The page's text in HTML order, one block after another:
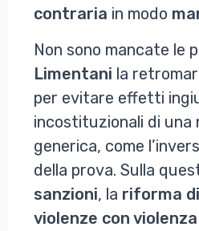
contraria in modo
Non sono mancate le
Limentani la
per evitare effetti
incostituzionali di una
generica, come
della prova. Sulla
sanzioni, la riforma
violenze con